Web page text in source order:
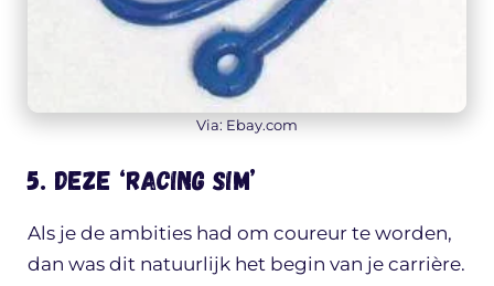
Via: Ebay.com
5. Deze ‘racing sim’
Als je de ambities had om coureur te worden,
dan was dit natuurlijk het begin van je carrière.